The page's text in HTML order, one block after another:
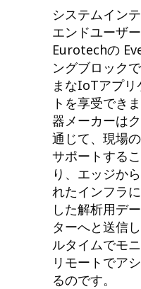
システムイン
エンドユーザ
Eurotechの
ングブロック
まなIoTアプリ
トを享受でき
器メーカーは
通じて、現場
サポートする
り、エッジか
れたインフラ
した解析用デ
ターへと送信
ルタイムでモ
リモートでア
るのです。